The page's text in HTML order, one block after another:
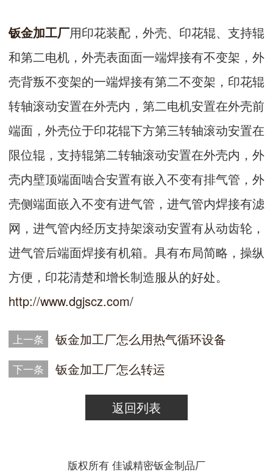
钣金加工厂用印花装配，外壳、印花辊、支持辊
和第二电机，外壳表面面一端焊接有不变架，外
壳背叛不变架的一端焊接有第二不变架，印花辊
转轴滚动安置在外壳内，第二电机安置在外壳前
端面，外壳位于印花辊下方第三转轴滚动安置在
限位辊，支持辊第二转轴滚动安置在外壳内，外
壳内壁顶端面啮合安置有嵌入不变有排气管，外
壳侧端面嵌入不变有进气管，进气管内焊接有滤
网，进气管内经历支持架滚动安置有从动齿轮，
进气管后端面焊接有机箱。具有布局简略，操纵
方便，印花清楚和增长制造服从的好处。
http://www.dgjscz.com/
上一条 钣金加工厂怎么用热气循环设备
下一条 钣金加工厂怎么转运
返回列表
版权所有 佳诚精密钣金制品厂